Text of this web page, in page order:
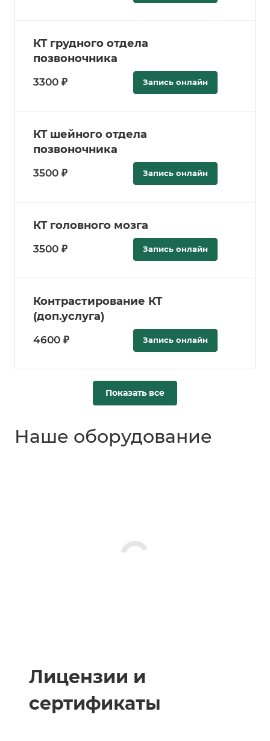
КТ грудного отдела
позвоночника
3300 ₽ Запись онлайн
КТ шейного отдела
позвоночника
3500 ₽ Запись онлайн
КТ головного мозга
3500 ₽ Запись онлайн
Контрастирование КТ
(доп.услуга)
4600 ₽ Запись онлайн
Показать все
Наше оборудование
Лицензии и
сертификаты